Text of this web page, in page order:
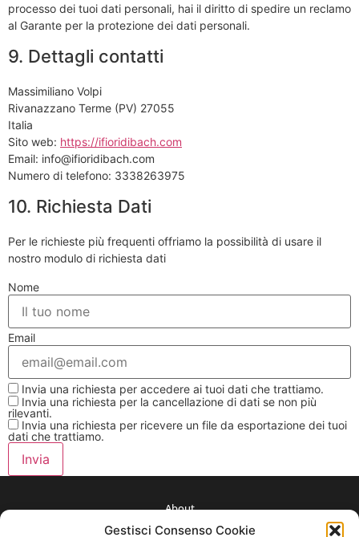
Gestisci Consenso Cookie
processo dei tuoi dati personali, hai il diritto di spedire un reclamo
al Garante per la protezione dei dati personali.
9. Dettagli contatti
Massimiliano Volpi
Rivanazzano Terme (PV) 27055
Italia
Sito web: https://ifioridibach.com
Email: info@ifioridibach.com
Numero di telefono: 3338263975
10. Richiesta Dati
Per le richieste più frequenti offriamo la possibilità di usare il
nostro modulo di richiesta dati
Nome
Email
Invia una richiesta per accedere ai tuoi dati che trattiamo.
Invia una richiesta per la cancellazione di dati se non più
rilevanti.
Invia una richiesta per ricevere un file da esportazione dei tuoi
dati che trattiamo.
About